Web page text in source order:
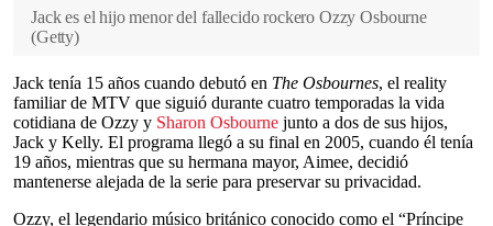
Jack es el hijo menor del fallecido rockero Ozzy Osbourne
(Getty)
Jack tenía 15 años cuando debutó en The Osbournes, el reality
familiar de MTV que siguió durante cuatro temporadas la vida
cotidiana de Ozzy y Sharon Osbourne junto a dos de sus hijos,
Jack y Kelly. El programa llegó a su final en 2005, cuando él tenía
19 años, mientras que su hermana mayor, Aimee, decidió
mantenerse alejada de la serie para preservar su privacidad.
Ozzy, el legendario músico británico conocido como el “Príncipe